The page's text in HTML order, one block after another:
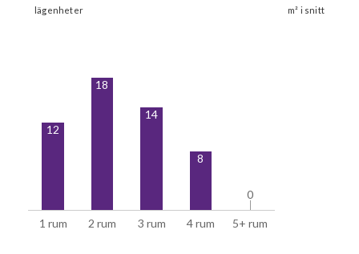
1 rum 2 rum 3 rum 4 rum 5+ rum
12
18
14
8
0
0